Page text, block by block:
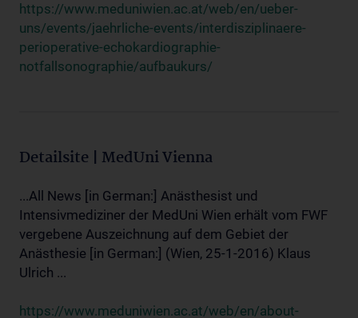
https://www.meduniwien.ac.at/web/en/ueber-
uns/events/jaehrliche-events/interdisziplinaere-
perioperative-echokardiographie-
notfallsonographie/aufbaukurs/
Detailsite | MedUni Vienna
...All News [in German:] Anästhesist und
Intensivmediziner der MedUni Wien erhält vom FWF
vergebene Auszeichnung auf dem Gebiet der
Anästhesie [in German:] (Wien, 25-1-2016) Klaus
Ulrich ...
https://www.meduniwien.ac.at/web/en/about-